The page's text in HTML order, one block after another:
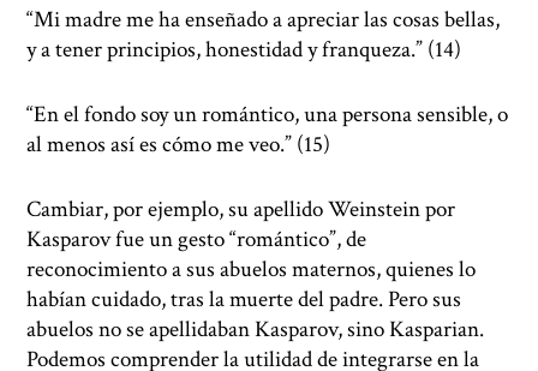
“Mi madre me ha enseñado a apreciar las cosas bellas,
y a tener principios, honestidad y franqueza.” (14)
“En el fondo soy un romántico, una persona sensible, o
al menos así es cómo me veo.” (15)
Cambiar, por ejemplo, su apellido Weinstein por
Kasparov fue un gesto “romántico”, de
reconocimiento a sus abuelos maternos, quienes lo
habían cuidado, tras la muerte del padre. Pero sus
abuelos no se apellidaban Kasparov, sino Kasparian.
Podemos comprender la utilidad de integrarse en la